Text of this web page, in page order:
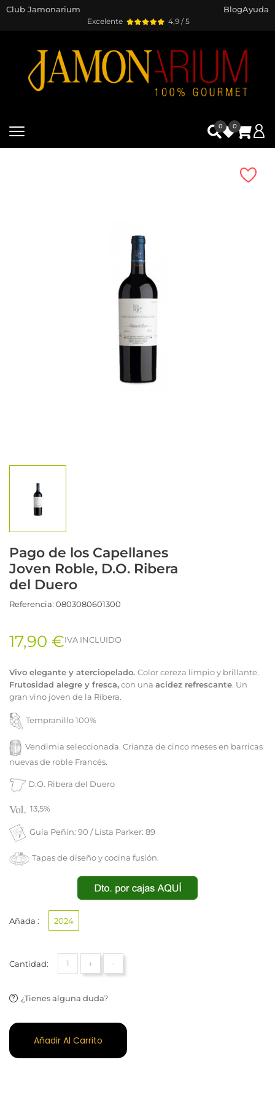
Excelente 4,9 / 5
Club Jamonarium BlogAyuda
0 0
Pago de los Capellanes
Joven Roble, D.O. Ribera
del Duero
Referencia: 0803080601300
17,90 €IVA INCLUIDO
Vivo elegante y aterciopelado. Color cereza limpio y brillante.
Frutosidad alegre y fresca,con una acidez refrescante. Un
gran vino joven de la Ribera.
Tempranillo 100%
Vendimia seleccionada. Crianza de cinco meses en barricas
nuevas de roble Francés.
D.O. Ribera del Duero
13,5%
Guía Peñín: 90 / Lista Parker: 89
Tapas de diseño y cocina fusión.
Añada : 2024
Cantidad: + -
¿Tienes alguna duda?
Añadir Al Carrito